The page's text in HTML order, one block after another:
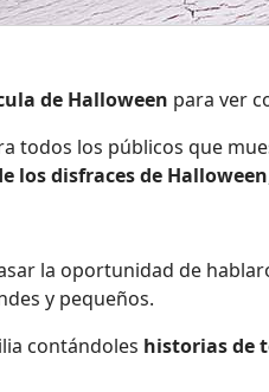
de Halloween para ver
todos los públicos que
los disfraces de Halloween
la oportunidad de
y pequeños.
contándoles historias de